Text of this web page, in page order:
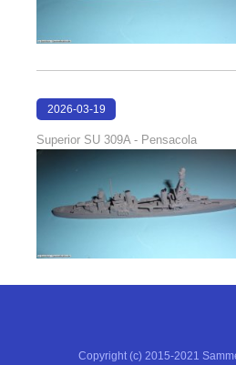
2026-03-19
Superior SU 309A - Pensacola
Copyright (c) 2015-2021